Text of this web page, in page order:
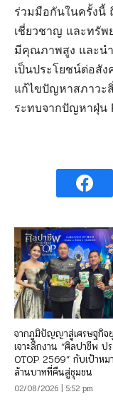
ร่วมมือกันในครั้งนี้
เชี่ยวชาญ และทรัพ
มีคุณภาพสูง และน
เป็นประโยชน์ต่อสั
แก้ไขปัญหาสภาวะ
ระทบจากปัญหาฝุ่น
จากภูมิปัญญาสู่เศรษฐกิจ
เจาะลึกงาน “ศิลปาชีพ ป
OTOP 2569” กับเป้าห
ล้านบาทที่คืนสู่ชุมชน
02/08/2026 | 5:52 pm